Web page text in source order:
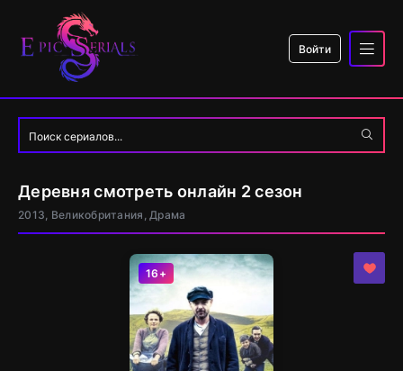
Войти
Деревня смотреть онлайн 2 сезон
2013, Великобритания, Драма
16+